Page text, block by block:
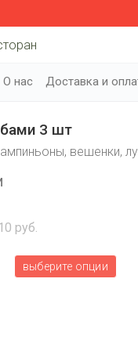
О нас Доставка и
3 шт
вешенки,
руб.
выберите опции